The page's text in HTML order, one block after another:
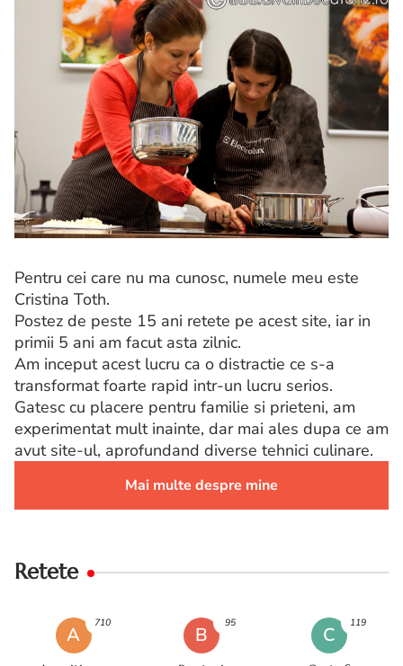
Pentru cei care nu ma cunosc, numele meu este
Cristina Toth.
Postez de peste 15 ani retete pe acest site, iar in
primii 5 ani am facut asta zilnic.
Am inceput acest lucru ca o distractie ce s-a
transformat foarte rapid intr-un lucru serios.
Gatesc cu placere pentru familie si prieteni, am
experimentat mult inainte, dar mai ales dupa ce am
avut site-ul, aprofundand diverse tehnici culinare.
Mai multe despre mine
Retete
A
710
B
95
C
119